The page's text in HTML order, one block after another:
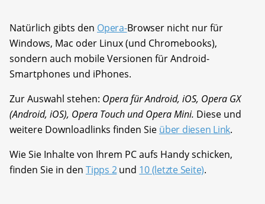
Natürlich gibts den Opera-Browser nicht nur für
Windows, Mac oder Linux (und Chromebooks),
sondern auch mobile Versionen für Android-
Smartphones und iPhones.
Zur Auswahl stehen: Opera für Android, iOS, Opera GX
(Android, iOS), Opera Touch und Opera Mini. Diese und
weitere Downloadlinks finden Sie über diesen Link.
Wie Sie Inhalte von Ihrem PC aufs Handy schicken,
finden Sie in den Tipps 2und 10 (letzte Seite).